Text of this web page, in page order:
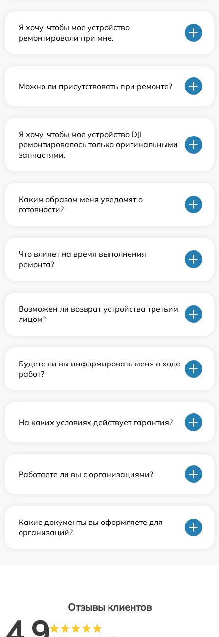
Я хочу, чтобы мое устройство
ремонтировали при мне.
Можно ли присутствовать при ремонте?
Я хочу, чтобы мое устройство DJI
ремонтировалось только оригинальными
запчастями.
Каким образом меня уведомят о
готовности?
Что влияет на время выполнения
ремонта?
Возможен ли возврат устройства третьим
лицом?
Будете ли вы информировать меня о ходе
работ?
На каких условиях действует гарантия?
Работаете ли вы с организациями?
Какие документы вы оформляете для
организаций?
Отзывы клиентов